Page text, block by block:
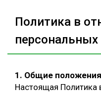
ЛЕСНОЕ ХОЗЯЙСТВО
ОБРАБОТКА ДРЕВЕСИНЫ
ЭКСПЕРТНОЕ МНЕНИЕ
Политика в
1. Общие положения
Настоящая Политика